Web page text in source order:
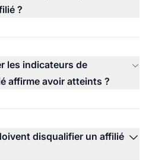
?
les indicateurs de
affirme avoir atteints ?
disqualifier un affilié